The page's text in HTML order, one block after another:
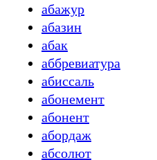
абажур
абазин
абак
аббревиатура
абиссаль
абонемент
абонент
абордаж
абсолют